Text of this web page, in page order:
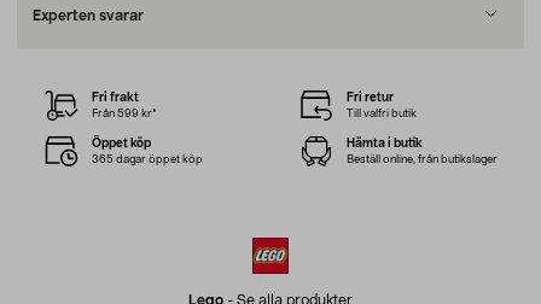
Experten svarar
Lego - Se alla produkter
Fri frakt
Från 599 kr*
Fri retur
Till valfri butik
Öppet köp
365 dagar öppet köp
Hämta i butik
Beställ online, från butikslager